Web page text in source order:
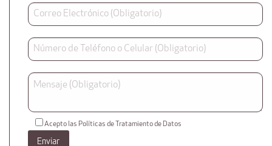
Acepto las Políticas de Tratamiento de Datos